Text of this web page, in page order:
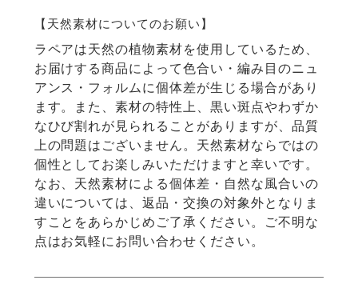
【天然素材についてのお願い】
ラペアは天然の植物素材を使用しているため、
お届けする商品によって色合い・編み目のニュ
アンス・フォルムに個体差が生じる場合があり
ます。また、素材の特性上、黒い斑点やわずか
なひび割れが見られることがありますが、品質
上の問題はございません。天然素材ならではの
個性としてお楽しみいただけますと幸いです。
なお、天然素材による個体差・自然な風合いの
違いについては、返品・交換の対象外となりま
すことをあらかじめご了承ください。ご不明な
点はお気軽にお問い合わせください。